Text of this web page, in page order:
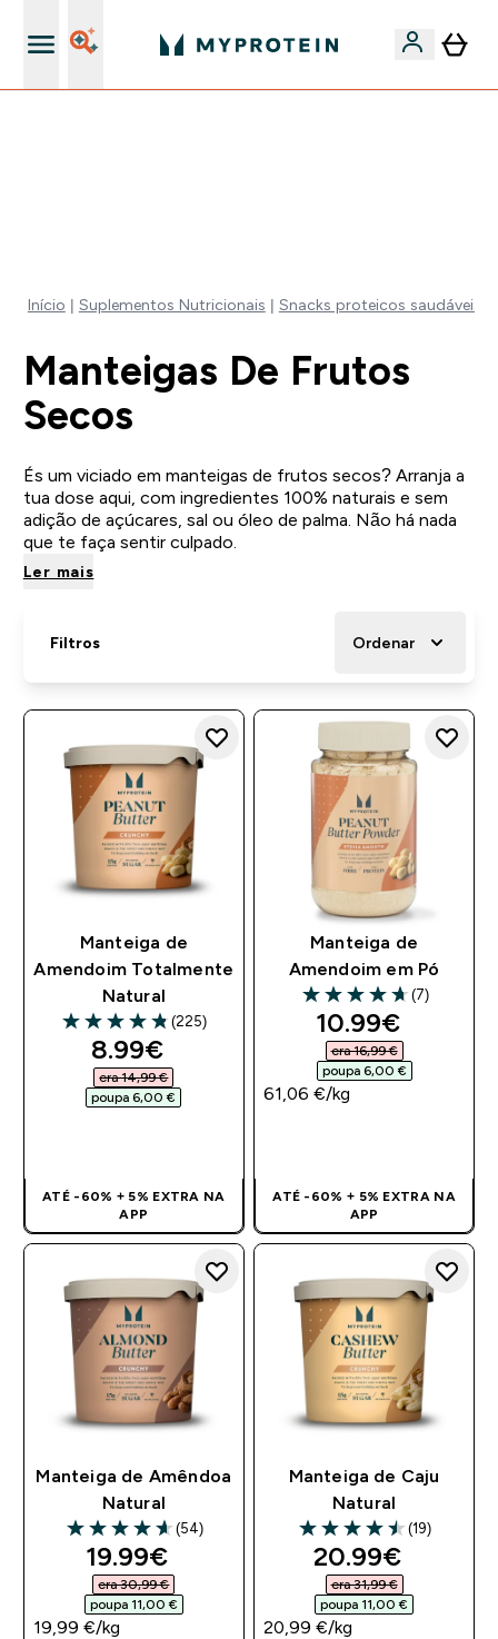
Início Suplementos Nutricionais Snacks proteicos saudáveis
Manteigas De Frutos
Secos
És um viciado em manteigas de frutos secos? Arranja a
tua dose aqui, com ingredientes 100% naturais e sem
adição de açúcares, sal ou óleo de palma. Não há nada
que te faça sentir culpado.
Ler mais
Filtros Ordenar
Manteiga de
Amendoim Totalmente
Natural
4.8 out of 5 stars
(225)
discounted price
8.99€‎
era 14,99 €‎
poupa 6,00 €‎
ATÉ -60% + 5% EXTRA NA
APP
Manteiga de
Amendoim em Pó
4.71 out of 5 stars
(7)
discounted
10.99€‎
era 16,99 €‎
poupa 6,00 €‎
61,06 €‎/kg
ATÉ -60% + 5% EXTRA NA
APP
Manteiga de Amêndoa
Natural
4.65 out of 5 stars
(54)
discounted price
19.99€‎
era 30,99 €‎
poupa 11,00 €‎
19,99 €‎/kg
Manteiga de Caju
Natural
4.53 out of 5 stars
(19)
discounted
20.99€‎
era 31,99 €‎
poupa 11,00 €‎
20,99 €‎/kg